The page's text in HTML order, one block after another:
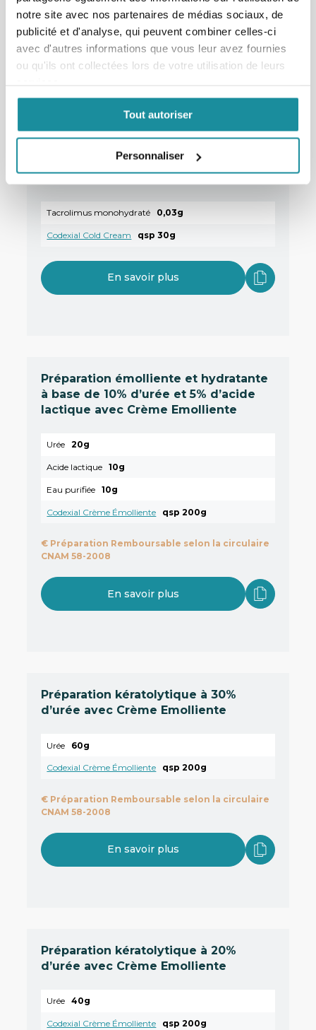
notre site avec nos partenaires de médias sociaux, de
publicité et d'analyse, qui peuvent combiner celles-ci
avec d'autres informations que vous leur avez fournies
ou qu'ils ont collectées lors de votre utilisation de leurs
Tout autoriser
Personnaliser
Codexial Obase qsp 30g
En savoir plus
Préparation immunosuppressive à
0,1% de tacrolimus avec Cold Cream
Tacrolimus monohydraté 0,03g
Codexial Cold Cream qsp 30g
En savoir plus
Préparation émolliente et hydratante
à base de 10% d’urée et 5% d’acide
lactique avec Crème Emolliente
Urée 20g
Acide lactique 10g
Eau purifiée 10g
Codexial Crème Émolliente qsp 200g
€ Préparation Remboursable selon la circulaire
CNAM 58-2008
En savoir plus
Préparation kératolytique à 30%
d’urée avec Crème Emolliente
Urée 60g
Codexial Crème Émolliente qsp 200g
€ Préparation Remboursable selon la circulaire
CNAM 58-2008
En savoir plus
Préparation kératolytique à 20%
d’urée avec Crème Emolliente
Urée 40g
Codexial Crème Émolliente qsp 200g